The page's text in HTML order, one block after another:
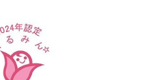
いります。